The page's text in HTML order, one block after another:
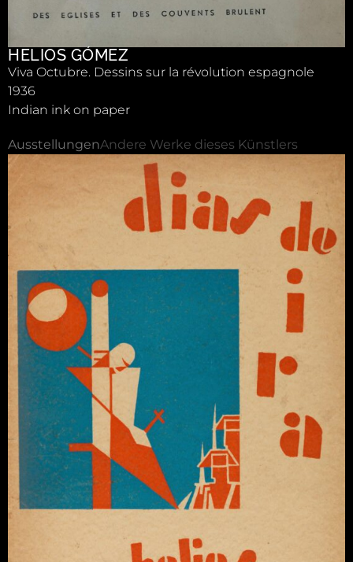
HELIOS GÓMEZ
Viva Octubre. Dessins sur la révolution espagnole
1936
Indian ink on paper
AusstellungenAndere Werke dieses Künstlers